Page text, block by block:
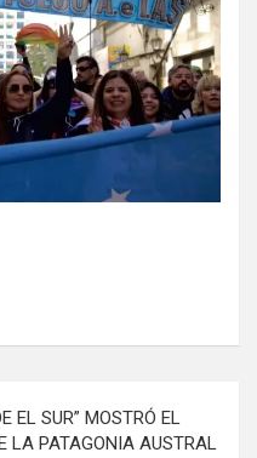
EL SUR” MOSTRÓ EL
LA PATAGONIA AUSTRAL